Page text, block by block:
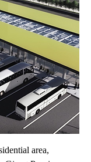
area,